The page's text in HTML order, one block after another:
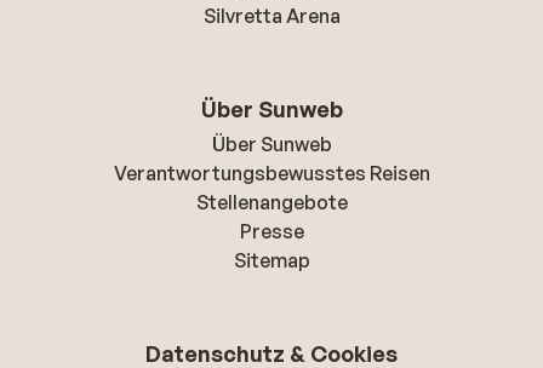
Silvretta Arena
Über Sunweb
Über Sunweb
Verantwortungsbewusstes Reisen
Stellenangebote
Presse
Sitemap
Datenschutz & Cookies